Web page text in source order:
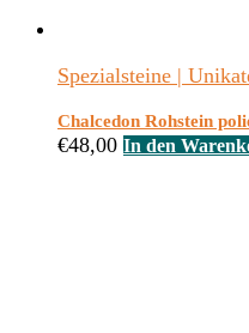
Spezialsteine |
Chalcedon Rohstein
€48,00 In den